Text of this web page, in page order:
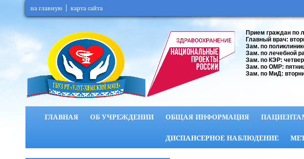
на главную карта сайта
Прием граждан по
Главный врач:
Зам. по
Зам. по лечебной
Зам. по КЭР:
Зам. по ОМР:
Зам. по МиД:
ГЛАВНАЯ ОБ УЧРЕЖДЕНИИ ОБЩАЯ ИНФОРМАЦИЯ
ДИСПАНСЕРНОЕ НАБЛЮДЕНИЕ